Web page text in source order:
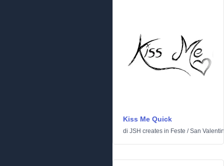
Kiss Me Quick
di JSH creates in Feste /San